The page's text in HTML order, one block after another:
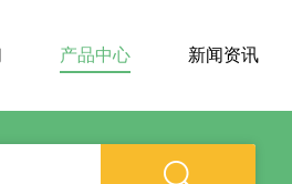
产品中心 新闻资讯